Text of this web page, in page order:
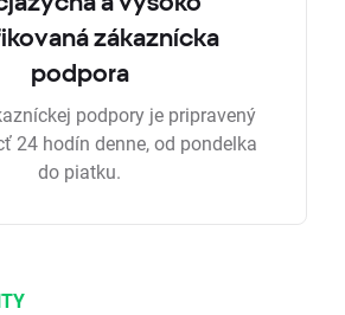
zákaznícka
podpora
podpory je pripravený
24 hodín denne, od pondelka
do piatku.